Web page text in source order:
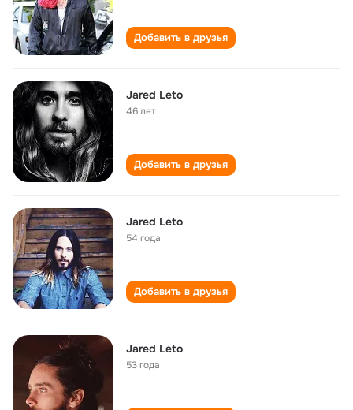
Добавить в друзья
Jared Leto
46 лет
Добавить в друзья
Jared Leto
54 года
Добавить в друзья
Jared Leto
53 года